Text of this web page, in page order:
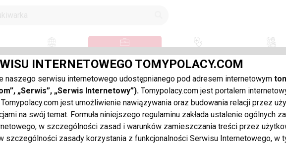
INTERNETOWEGO TOMYPOLACY.COM
naszego serwisu internetowego udostępnianego pod adresem internetowym
„Serwis”, „Serwis Internetowy”). Tomypolacy.com jest portalem
jest umożliwienie nawiązywania oraz budowania relacji przez
na swój temat. Formuła niniejszego regulaminu zakłada ustalenie ogólnych
w szczególności zasad i warunków zamieszczania treści przez
szczególności zasady korzystania z funkcjonalności Serwisu Internetowego, w
O PRACĘ:
(0) szukam pracy (1)